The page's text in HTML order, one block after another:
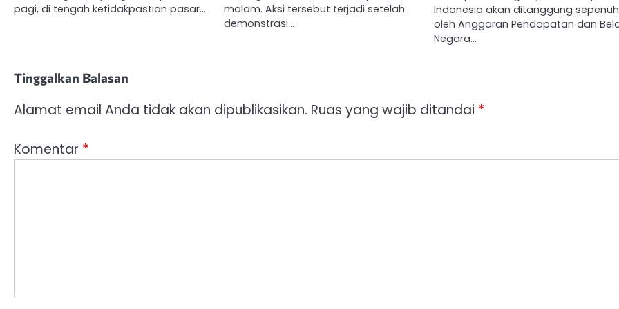
pagi, di tengah ketidakpastian pasar…
malam. Aksi tersebut terjadi setelah
demonstrasi…
Indonesia akan ditanggung
oleh Anggaran Pendapatan dan
Negara…
Tinggalkan Balasan
Alamat email Anda tidak akan dipublikasikan. Ruas yang wajib ditandai *
Komentar *